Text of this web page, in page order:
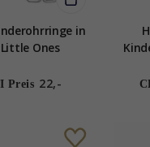
in
Ones
Preis 22,-